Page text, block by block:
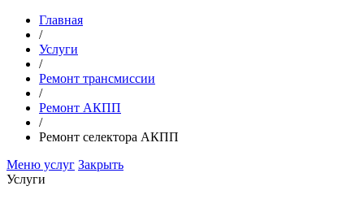
Главная
/
Услуги
/
Ремонт трансмиссии
/
Ремонт АКПП
/
Ремонт селектора АКПП
Меню услуг Закрыть
Услуги